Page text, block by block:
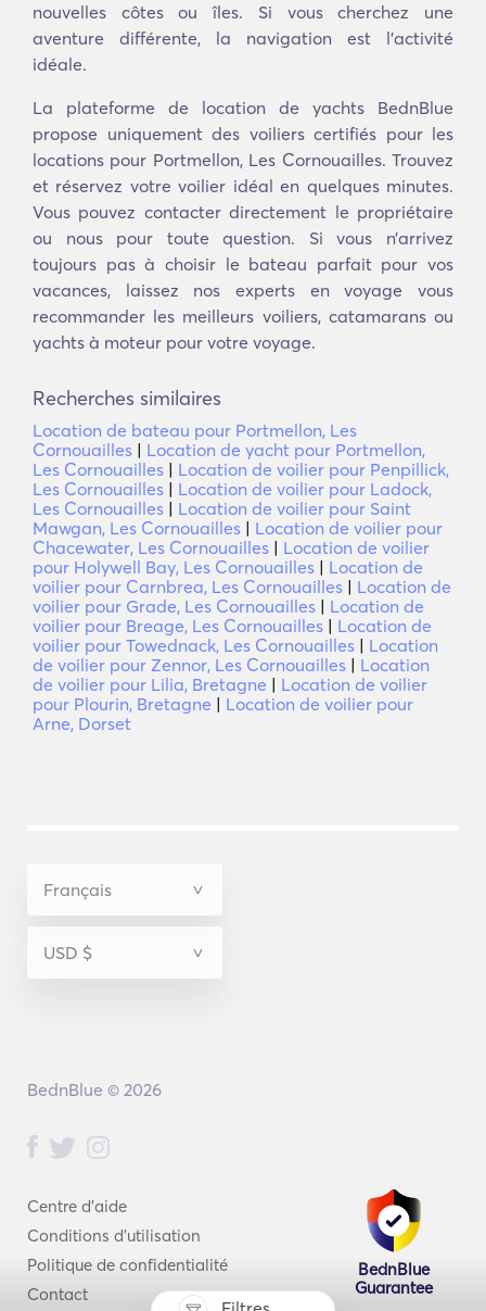
nouvelles côtes ou îles. Si vous cherchez une
aventure différente, la navigation est l'activité
idéale.
La plateforme de location de yachts BednBlue
propose uniquement des voiliers certifiés pour les
locations pour Portmellon, Les Cornouailles. Trouvez
et réservez votre voilier idéal en quelques minutes.
Vous pouvez contacter directement le propriétaire
ou nous pour toute question. Si vous n’arrivez
toujours pas à choisir le bateau parfait pour vos
vacances, laissez nos experts en voyage vous
recommander les meilleurs voiliers, catamarans ou
yachts à moteur pour votre voyage.
Recherches similaires
Location de bateau pour Portmellon, Les
Cornouailles | Location de yacht pour Portmellon,
Les Cornouailles | Location de voilier pour Penpillick,
Les Cornouailles | Location de voilier pour Ladock,
Les Cornouailles | Location de voilier pour Saint
Mawgan, Les Cornouailles | Location de voilier pour
Chacewater, Les Cornouailles | Location de voilier
pour Holywell Bay, Les Cornouailles | Location de
voilier pour Carnbrea, Les Cornouailles | Location de
voilier pour Grade, Les Cornouailles | Location de
voilier pour Breage, Les Cornouailles | Location de
voilier pour Towednack, Les Cornouailles | Location
de voilier pour Zennor, Les Cornouailles | Location
de voilier pour Lilia, Bretagne | Location de voilier
pour Plourin, Bretagne | Location de voilier pour
Arne, Dorset
Centre d'aide
Conditions d'utilisation
Politique de confidentialité
Contact
BednBlue
Guarantee
BednBlue © 2026